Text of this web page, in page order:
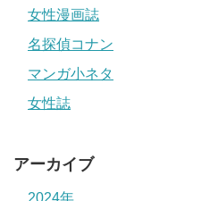
女性漫画誌
名探偵コナン
マンガ小ネタ
女性誌
アーカイブ
2024年